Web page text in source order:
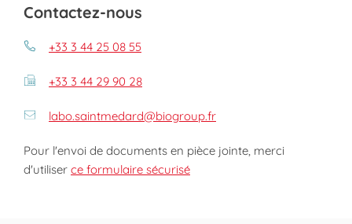
Contactez-nous
+33 3 44 25 08 55
+33 3 44 29 90 28
labo.saintmedard@biogroup.fr
Pour l'envoi de documents en pièce jointe, merci
d'utiliser ce formulaire sécurisé